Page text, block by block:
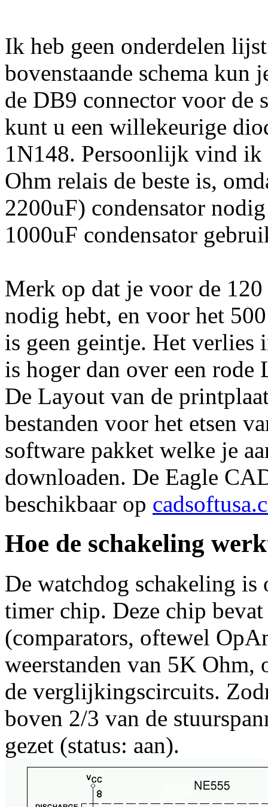
Ik heb geen onderdelen
bovenstaande schema kun
de DB9 connector voor de
kunt u een willekeurige
1N148. Persoonlijk vind ik
Ohm relais de beste is,
2200uF) condensator
1000uF condensator
Merk op dat je voor de
nodig hebt, en voor het
is geen geintje. Het verlies
is hoger dan over een rode
De Layout van de
bestanden voor het etsen
software pakket welke je
downloaden. De Eagle
beschikbaar op
Hoe de schakeling
De watchdog schakeling
timer chip. Deze chip
(comparators, oftewel
weerstanden van 5K Ohm,
de verglijkingscircuits.
boven 2/3 van de
gezet (status: aan).